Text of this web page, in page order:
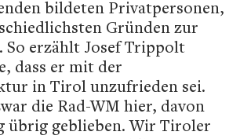
bildeten Privatpersonen,
Gründen zur
So erzählt Josef Trippolt
dass er mit der
in Tirol unzufrieden sei.
die Rad-WM hier, davon
übrig geblieben. Wir Tiroler